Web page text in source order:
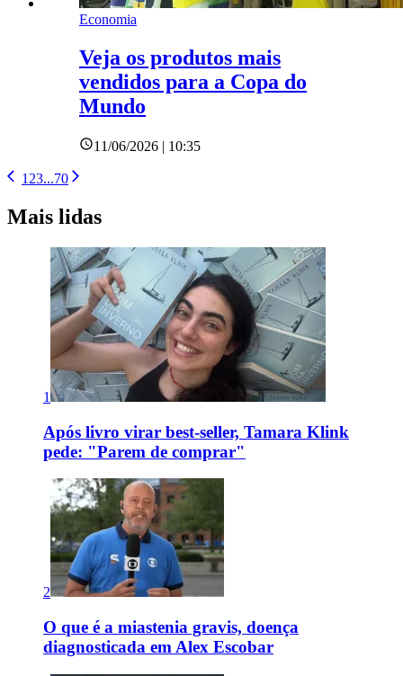
Economia
Veja os produtos mais
vendidos para a Copa do
Mundo
11/06/2026 | 10:35
1 23...70
Mais lidas
1
Após livro virar best-seller, Tamara Klink
pede: "Parem de comprar"
2
O que é a miastenia gravis, doença
diagnosticada em Alex Escobar